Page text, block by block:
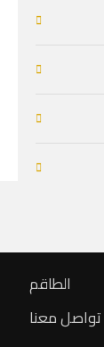
الطاقم
تواصل معنا